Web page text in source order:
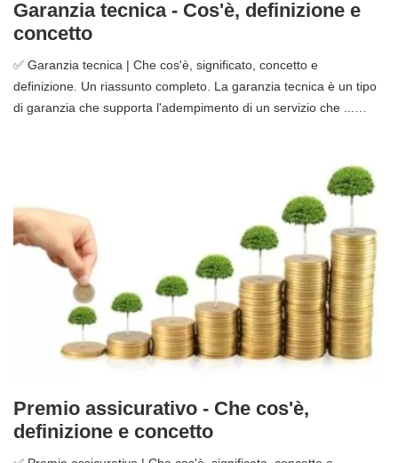
Garanzia tecnica - Cos'è, definizione e
concetto
✅ Garanzia tecnica | Che cos'è, significato, concetto e
definizione. Un riassunto completo. La garanzia tecnica è un tipo
di garanzia che supporta l'adempimento di un servizio che ...…
Premio assicurativo - Che cos'è,
definizione e concetto